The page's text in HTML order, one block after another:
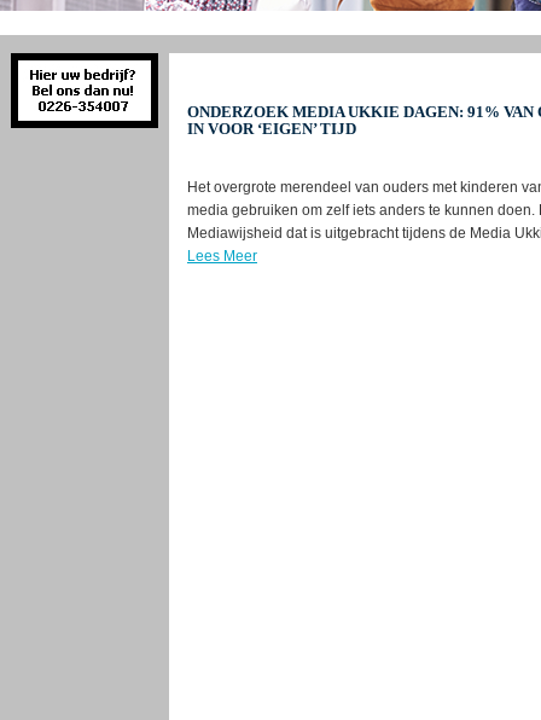
ONDERZOEK MEDIA UKKIE DAGEN: 91%
IN VOOR ‘EIGEN’ TIJD
Het overgrote merendeel van ouders met kinderen
media gebruiken om zelf iets anders te kunnen
Mediawijsheid dat is uitgebracht tijdens de Media
Lees Meer